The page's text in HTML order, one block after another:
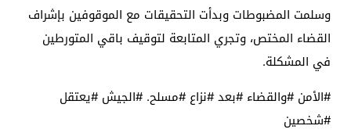
وسلمت المضبوطات وبدأت التحقيقات مع الموقوفين بإشراف
القضاء المختص، وتجري المتابعة لتوقيف باقي المتورطين
في المشكلة.
#الأمن #والقضاء #بعد #نزاع #مسلح. #الجيش #يعتقل
#شخصين